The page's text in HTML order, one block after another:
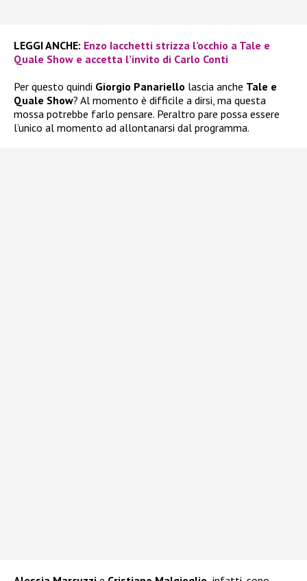
LEGGI ANCHE: Enzo Iacchetti strizza l’occhio a Tale e
Quale Show e accetta l’invito di Carlo Conti
Per questo quindi Giorgio Panariello lascia anche Tale e
Quale Show? Al momento è difficile a dirsi, ma questa
mossa potrebbe farlo pensare. Peraltro pare possa essere
l’unico al momento ad allontanarsi dal programma.